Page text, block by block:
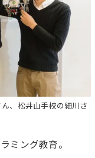
、松井山手校の細川さ
ミング教育。